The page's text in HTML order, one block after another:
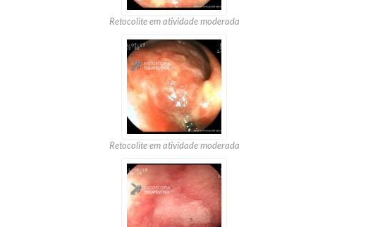
Retocolite em atividade moderada
Retocolite em atividade moderada